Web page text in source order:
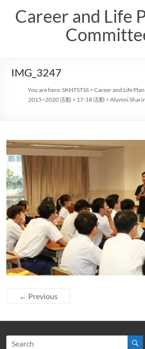
contentCareer and Life
IMG_3247
You are here:SKHTSTSS >Career and Life
2015~2020 活動 > 17-18 活動 >Alumni
← Previous